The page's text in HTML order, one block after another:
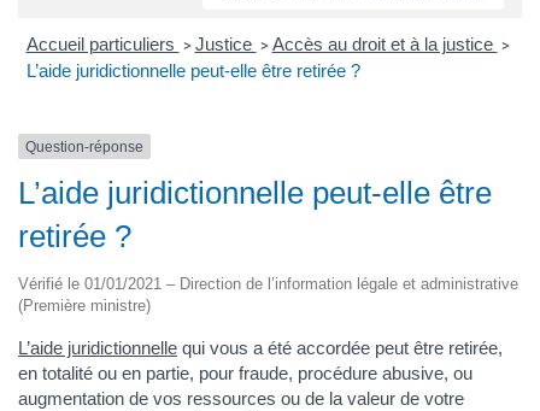
Accueil particuliers > Justice > Accès au droit et à la justice >
L’aide juridictionnelle peut-elle être retirée ?
Question-réponse
L’aide juridictionnelle peut-elle être
retirée ?
Vérifié le 01/01/2021 – Direction de l’information légale et administrative
(Première ministre)
L’aide juridictionnelle qui vous a été accordée peut être retirée,
en totalité ou en partie, pour fraude, procédure abusive, ou
augmentation de vos ressources ou de la valeur de votre